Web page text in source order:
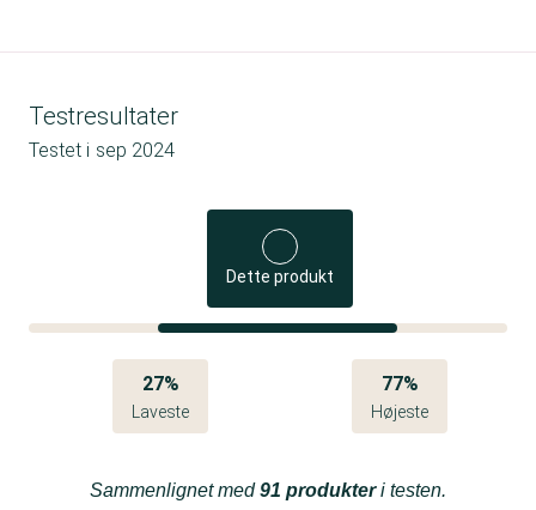
Testresultater
Testet i sep 2024
Dette produkt
27%
Laveste
77%
Højeste
Sammenlignet med91 produkteri testen.